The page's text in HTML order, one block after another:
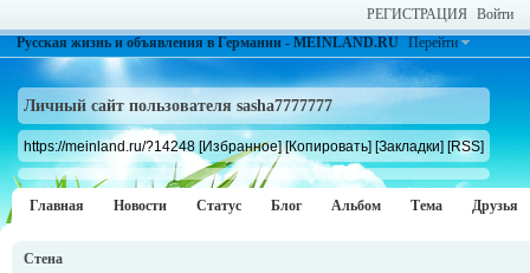
РЕГИСТРАЦИЯ Войти
Русская жизнь и объявления в Германии - MEINLAND.RU Перейти
Личный сайт пользователя sasha7777777
https://meinland.ru/?14248 [Избранное] [Копировать] [Закладки] [RSS]
Главная Новости Статус Блог Альбом Тема Друзья
Стена